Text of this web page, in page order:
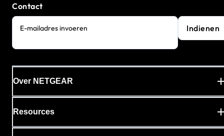
Contact
E-mailadres invoeren Indienen
Over NETGEAR
Resources